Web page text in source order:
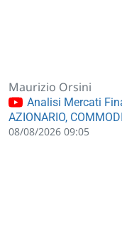
Maurizio Orsini
Analisi Mercati
AZIONARIO,
08/08/2026 09:05